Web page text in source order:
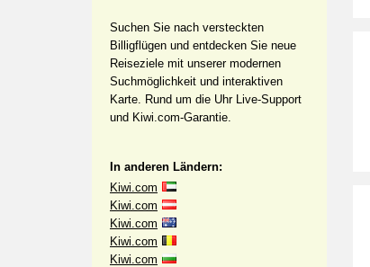
Suchen Sie nach versteckten
Billigflügen und entdecken Sie neue
Reiseziele mit unserer modernen
Suchmöglichkeit und interaktiven
Karte. Rund um die Uhr Live-Support
und Kiwi.com-Garantie.
In anderen Ländern:
Kiwi.com
Kiwi.com
Kiwi.com
Kiwi.com
Kiwi.com